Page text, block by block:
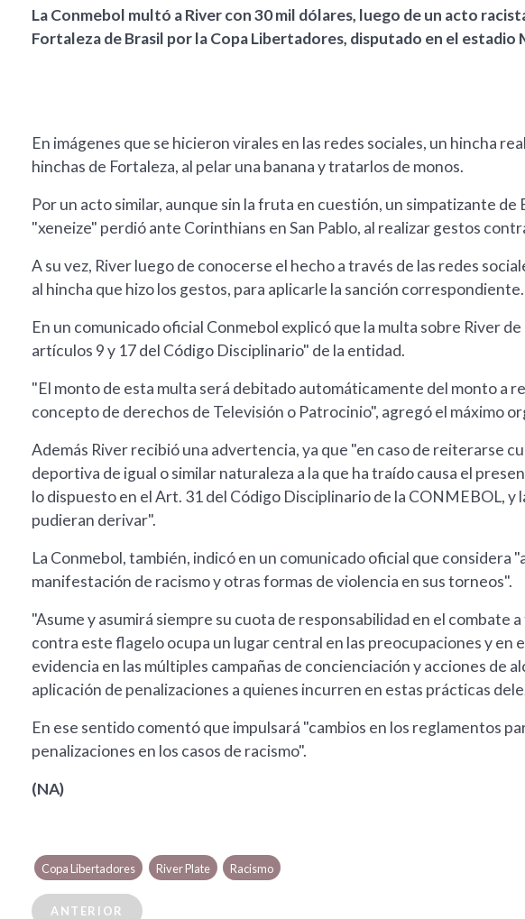
La Conmebol multó a River con 30 mil dólares, luego de un acto
Fortaleza de Brasil por la Copa Libertadores, disputado en el estadio
En imágenes que se hicieron virales en las redes sociales, un hincha
hinchas de Fortaleza, al pelar una banana y tratarlos de monos.
Por un acto similar, aunque sin la fruta en cuestión, un simpatizante
"xeneize" perdió ante Corinthians en San Pablo, al realizar gestos
A su vez, River luego de conocerse el hecho a través de las redes
al hincha que hizo los gestos, para aplicarle la sanción correspondiente.
En un comunicado oficial Conmebol explicó que la multa sobre River
artículos 9 y 17 del Código Disciplinario" de la entidad.
"El monto de esta multa será debitado automáticamente del monto a
concepto de derechos de Televisión o Patrocinio", agregó el máximo
Además River recibió una advertencia, ya que "en caso de reiterarse
deportiva de igual o similar naturaleza a la que ha traído causa el
lo dispuesto en el Art. 31 del Código Disciplinario de la CONMEBOL, y
pudieran derivar".
La Conmebol, también, indicó en un comunicado oficial que
manifestación de racismo y otras formas de violencia en sus torneos".
"Asume y asumirá siempre su cuota de responsabilidad en el combate
contra este flagelo ocupa un lugar central en las preocupaciones y en
evidencia en las múltiples campañas de concienciación y acciones de
aplicación de penalizaciones a quienes incurren en estas prácticas
En ese sentido comentó que impulsará "cambios en los reglamentos
penalizaciones en los casos de racismo".
(NA)
Copa Libertadores River Plate Racismo
ANTERIOR